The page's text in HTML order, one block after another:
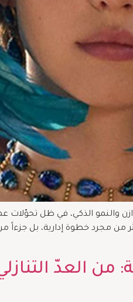
والنمو الذكي، في ظل
الأوسط وأفريقيا، في 5 يناير، ليشكّل